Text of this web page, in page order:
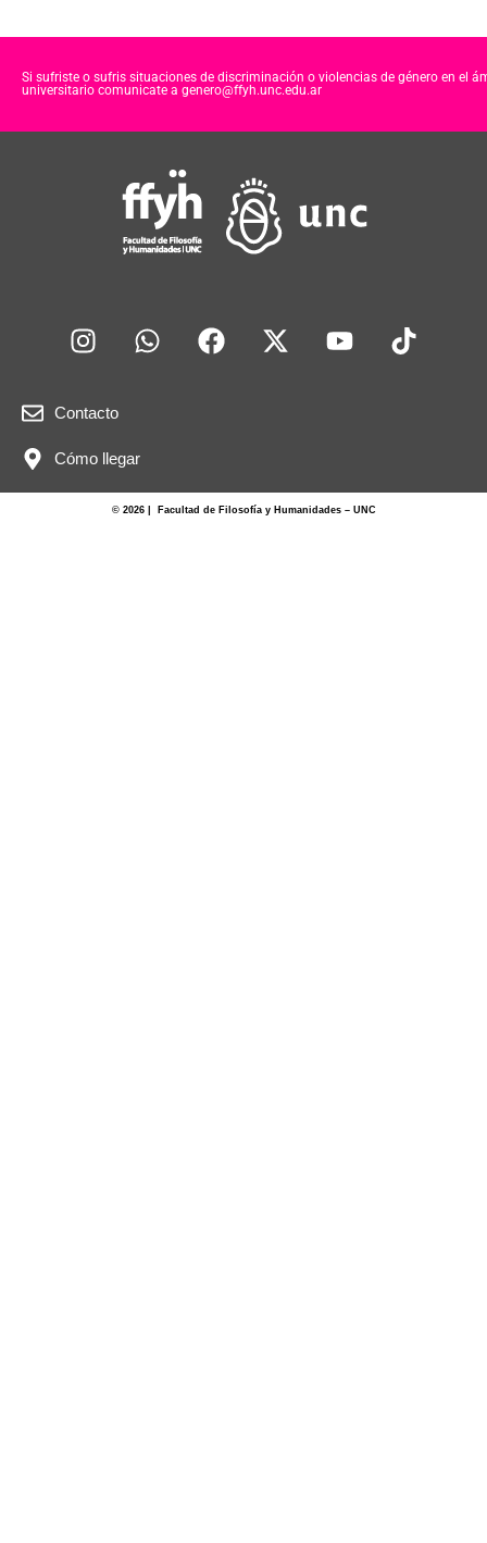
Si sufriste o sufris situaciones de discriminación o violencias de género en el
universitario comunicate a genero@ffyh.unc.edu.ar
Contacto
Cómo llegar
© 2026 | Facultad de Filosofía y Humanidades – UNC